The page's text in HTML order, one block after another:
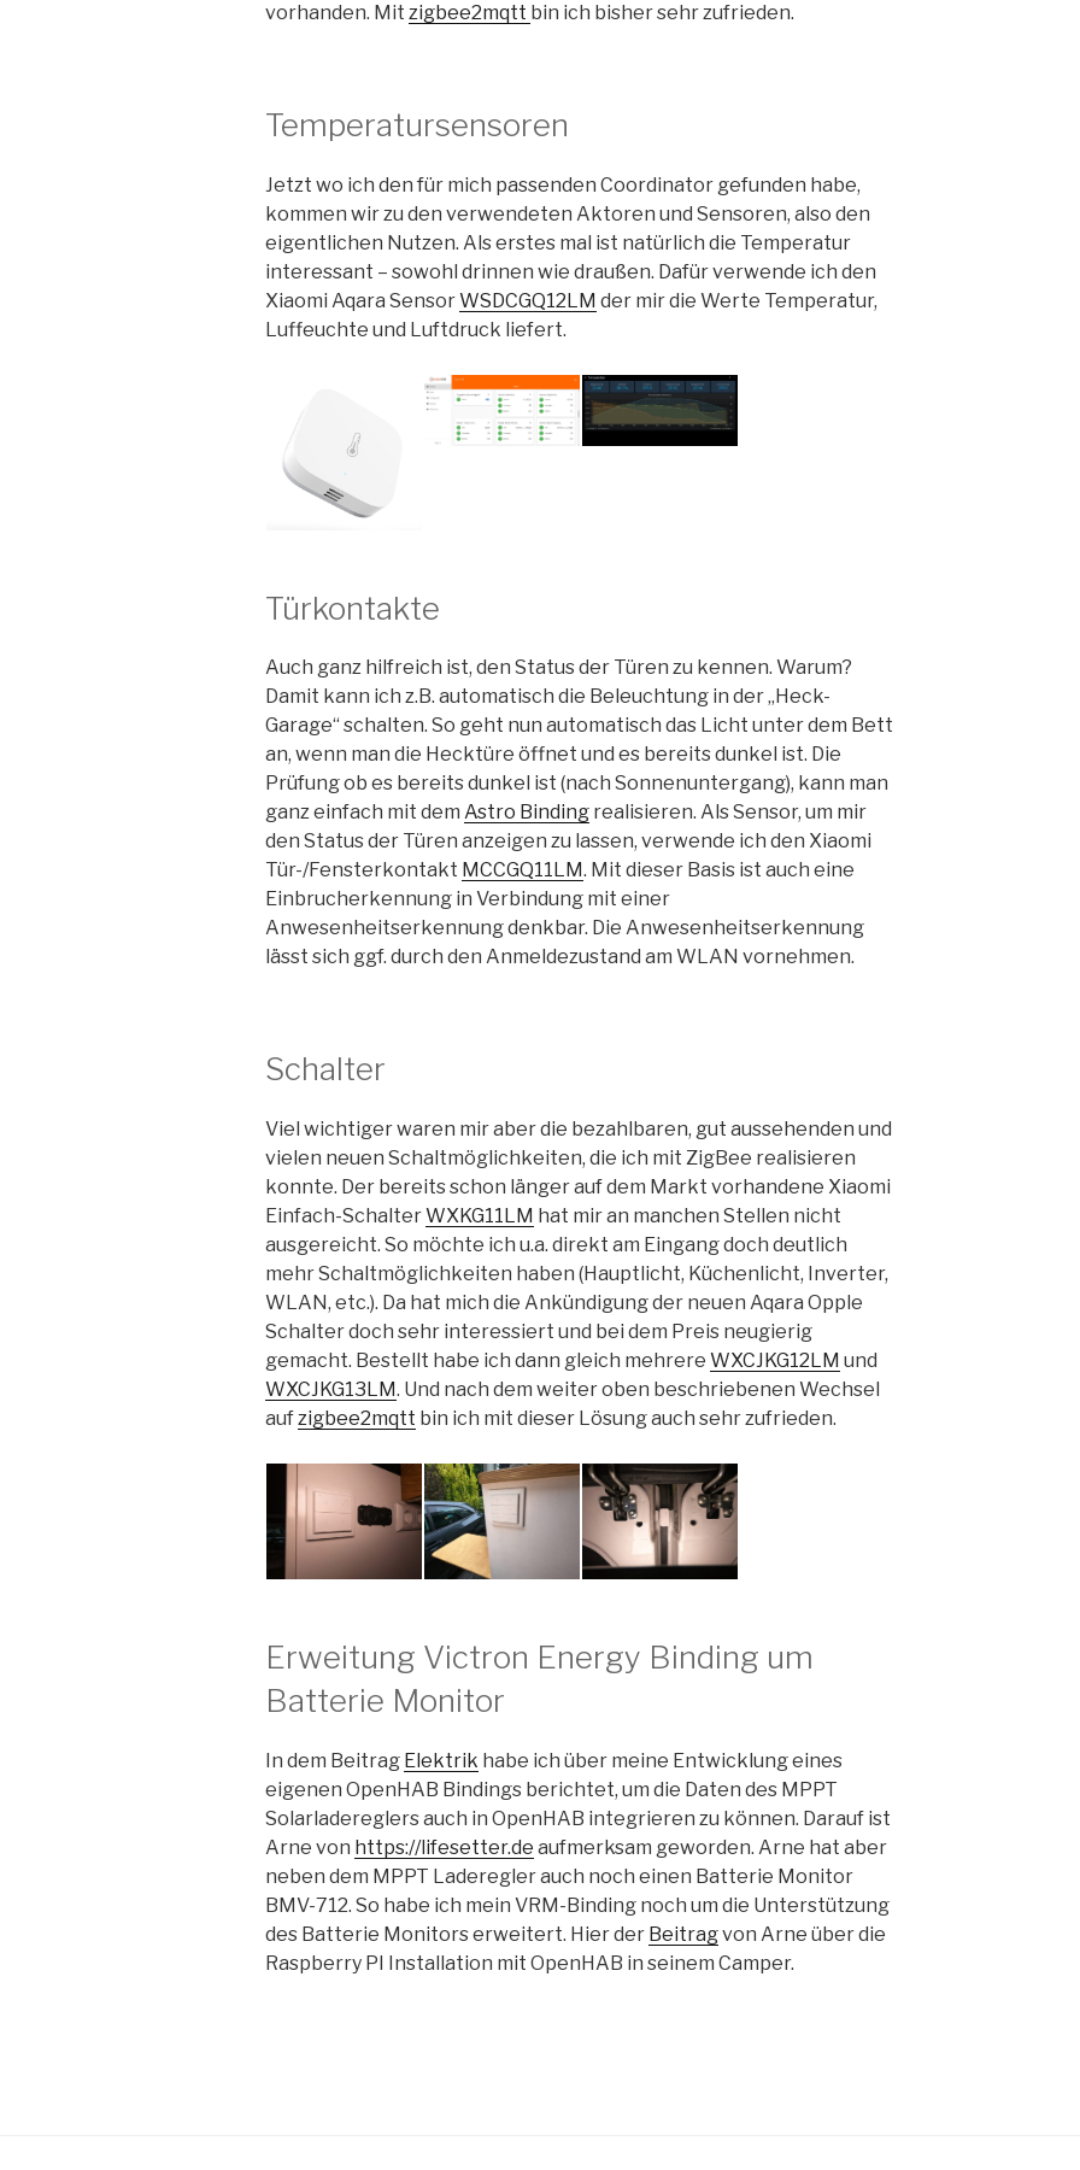
vorhanden. Mit zigbee2mqtt bin ich bisher sehr zufrieden.
Temperatursensoren
Jetzt wo ich den für mich passenden Coordinator gefunden habe,
kommen wir zu den verwendeten Aktoren und Sensoren, also den
eigentlichen Nutzen. Als erstes mal ist natürlich die Temperatur
interessant – sowohl drinnen wie draußen. Dafür verwende ich den
Xiaomi Aqara SensorWSDCGQ12LM der mir die Werte Temperatur,
Luffeuchte und Luftdruck liefert.
Türkontakte
Auch ganz hilfreich ist, den Status der Türen zu kennen. Warum?
Damit kann ich z.B. automatisch die Beleuchtung in der „Heck-
Garage“ schalten. So geht nun automatisch das Licht unter dem Bett
an, wenn man die Hecktüre öffnet und es bereits dunkel ist. Die
Prüfung ob es bereits dunkel ist (nach Sonnenuntergang), kann man
ganz einfach mit dem Astro Binding realisieren. Als Sensor, um mir
den Status der Türen anzeigen zu lassen, verwende ich den Xiaomi
Tür-/Fensterkontakt MCCGQ11LM. Mit dieser Basis ist auch eine
Einbrucherkennung in Verbindung mit einer
Anwesenheitserkennung denkbar. Die Anwesenheitserkennung
lässt sich ggf. durch den Anmeldezustand am WLAN vornehmen.
Schalter
Viel wichtiger waren mir aber die bezahlbaren, gut aussehenden und
vielen neuen Schaltmöglichkeiten, die ich mit ZigBee realisieren
konnte. Der bereits schon länger auf dem Markt vorhandene Xiaomi
Einfach-SchalterWXKG11LM hat mir an manchen Stellen nicht
ausgereicht. So möchte ich u.a. direkt am Eingang doch deutlich
mehr Schaltmöglichkeiten haben (Hauptlicht, Küchenlicht, Inverter,
WLAN, etc.). Da hat mich die Ankündigung der neuen Aqara Opple
Schalter doch sehr interessiert und bei dem Preis neugierig
gemacht. Bestellt habe ich dann gleich mehrere WXCJKG12LM und
WXCJKG13LM. Und nach dem weiter oben beschriebenen Wechsel
aufzigbee2mqtt bin ich mit dieser Lösung auch sehr zufrieden.
Erweitung Victron Energy Binding um
Batterie Monitor
In dem Beitrag Elektrik habe ich über meine Entwicklung eines
eigenen OpenHAB Bindings berichtet, um die Daten des MPPT
Solarladereglers auch in OpenHAB integrieren zu können. Darauf ist
Arne von https://lifesetter.de aufmerksam geworden. Arne hat aber
neben dem MPPT Laderegler auch noch einen Batterie Monitor
BMV-712. So habe ich mein VRM-Binding noch um die Unterstützung
des Batterie Monitors erweitert. Hier der Beitragvon Arne über die
Raspberry PI Installation mit OpenHAB in seinem Camper.